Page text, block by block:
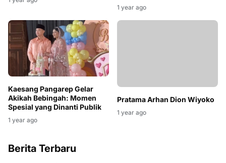
1 year ago
Kaesang Pangarep Gelar
Akikah Bebingah: Momen
Spesial yang Dinanti Publik
1 year ago
Pratama Arhan Dion Wiyoko
1 year ago
Berita Terbaru